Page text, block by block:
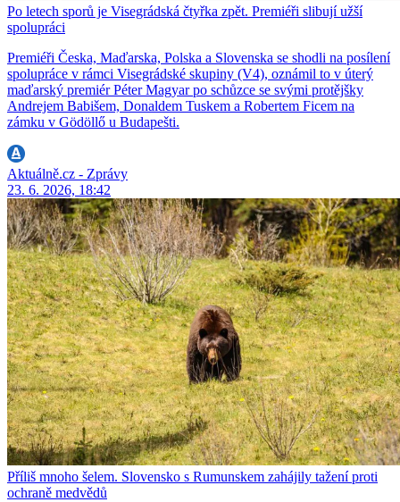
Po letech sporů je Visegrádská čtyřka zpět. Premiéři slibují užší
spolupráci
Premiéři Česka, Maďarska, Polska a Slovenska se shodli na posílení
spolupráce v rámci Visegrádské skupiny (V4), oznámil to v úterý
maďarský premiér Péter Magyar po schůzce se svými protějšky
Andrejem Babišem, Donaldem Tuskem a Robertem Ficem na
zámku v Gödöllő u Budapešti.
Aktuálně.cz - Zprávy
23. 6. 2026, 18:42
Příliš mnoho šelem. Slovensko s Rumunskem zahájily tažení proti
ochraně medvědů